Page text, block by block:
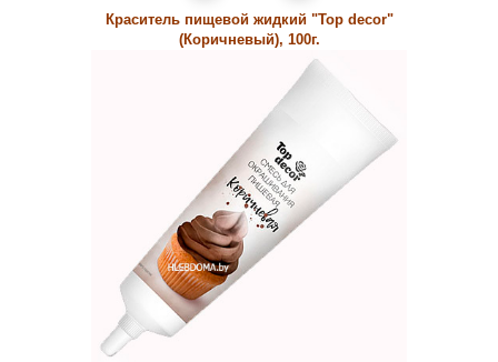
Краситель пищевой жидкий "Top decor"
(Коричневый), 100г.